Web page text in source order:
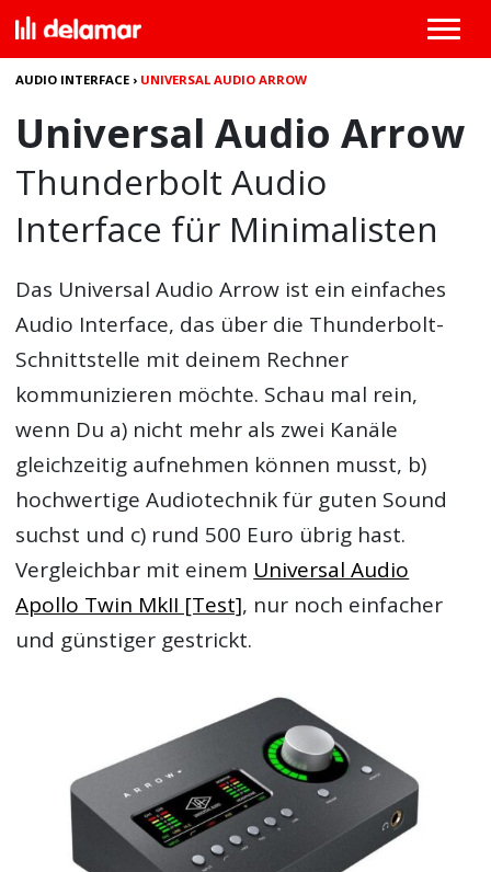
AUDIO INTERFACE › UNIVERSAL AUDIO ARROW
Universal Audio Arrow
Thunderbolt Audio
Interface für Minimalisten
Das Universal Audio Arrow ist ein einfaches
Audio Interface, das über die Thunderbolt-
Schnittstelle mit deinem Rechner
kommunizieren möchte. Schau mal rein,
wenn Du a) nicht mehr als zwei Kanäle
gleichzeitig aufnehmen können musst, b)
hochwertige Audiotechnik für guten Sound
suchst und c) rund 500 Euro übrig hast.
Vergleichbar mit einem Universal Audio
Apollo Twin MkII [Test], nur noch einfacher
und günstiger gestrickt.